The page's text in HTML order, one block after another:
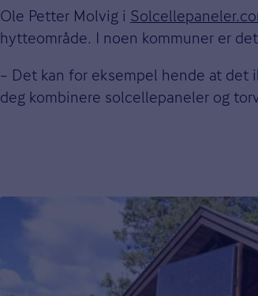
Ole Petter Molvig i
hytteområde. I noen kommuner er
– Det kan for eksempel hende at
deg kombinere solcellepaneler og